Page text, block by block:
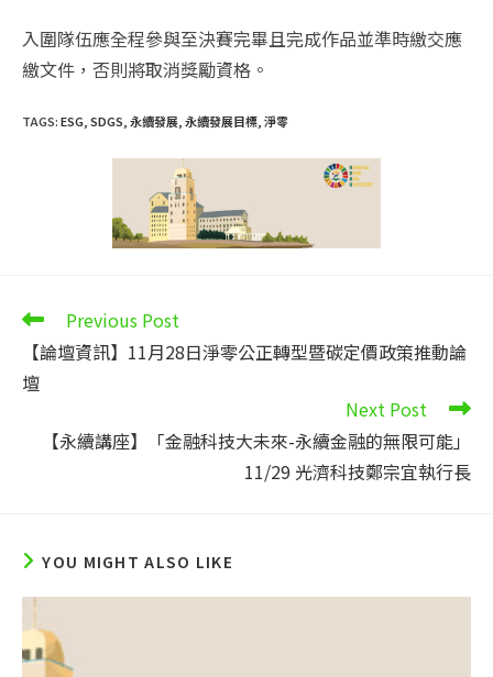
入圍隊伍應全程參與至決賽完畢且完成作品並準時繳交應
繳文件，否則將取消獎勵資格。
TAGS:ESG SDGS 永續發展 永續發展目標 淨零
Read
articles
Previous Post
【論壇資訊】11月28日淨零公正轉型暨碳定價政策推動論
壇
Next Post
【永續講座】「金融科技大未來-永續金融的無限可能」
11/29 光濟科技鄭宗宜執行長
YOU MIGHT ALSO LIKE